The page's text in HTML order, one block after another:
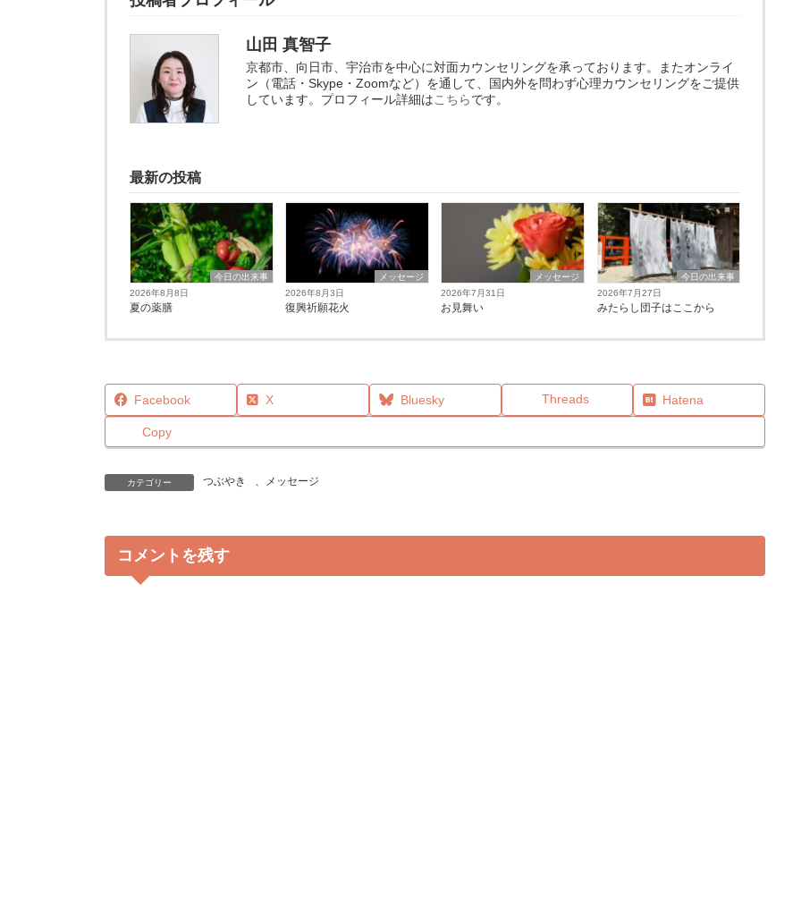
山田 真智子
京都市、向日市、宇治市を中心に対面カウンセリングを承っております。またオンライ
ン（電話・Skype・Zoomなど）を通して、国内外を問わず心理カウンセリングをご提供
しています。プロフィール詳細はこちらです。
最新の投稿
今日の出来事
2026年8月8日
夏の薬膳
メッセージ
2026年8月3日
復興祈願花火
メッセージ
2026年7月31日
お見舞い
今日の出来事
2026年7月27日
みたらし団子はここから
Facebook X Bluesky Threads Hatena
Copy
カテゴリー つぶやき 、 メッセージ
コメントを残す